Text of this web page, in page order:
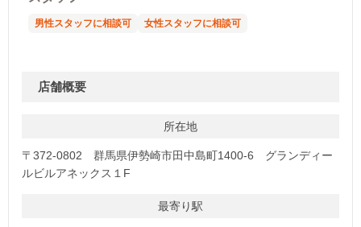
男性スタッフに相談可 女性スタッフに相談可
店舗概要
所在地
〒372-0802 群馬県伊勢崎市田中島町1400-6 グランディー
ルビルアネックス１F
最寄り駅